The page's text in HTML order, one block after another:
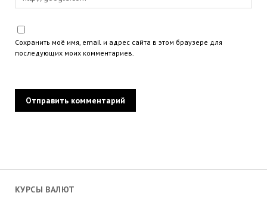
КУРСЫ ВАЛЮТ
Сохранить моё имя, email и адрес сайта в этом браузере для
последующих моих комментариев.